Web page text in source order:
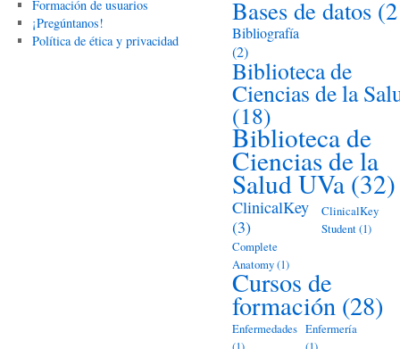
Formación de usuarios
¡Pregúntanos!
Política de ética y privacidad
Bases de datos
Bibliografía
(2)
Biblioteca de
Ciencias de la
(18)
Biblioteca de
Ciencias de la
Salud UVa (32)
ClinicalKey
(3)
ClinicalKey
Student(1)
Complete
Anatomy(1)
Cursos de
formación (28)
Enfermedades Enfermería